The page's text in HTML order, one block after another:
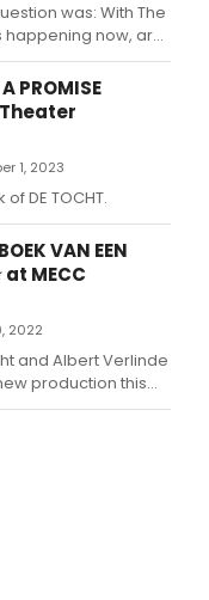
was: With The
happening now, are
musicals about the
PROMISE
Theater
1, 2023
DE TOCHT.
VAN EEN
at MECC
2022
and Albert Verlinde
production this
Herdersbond,